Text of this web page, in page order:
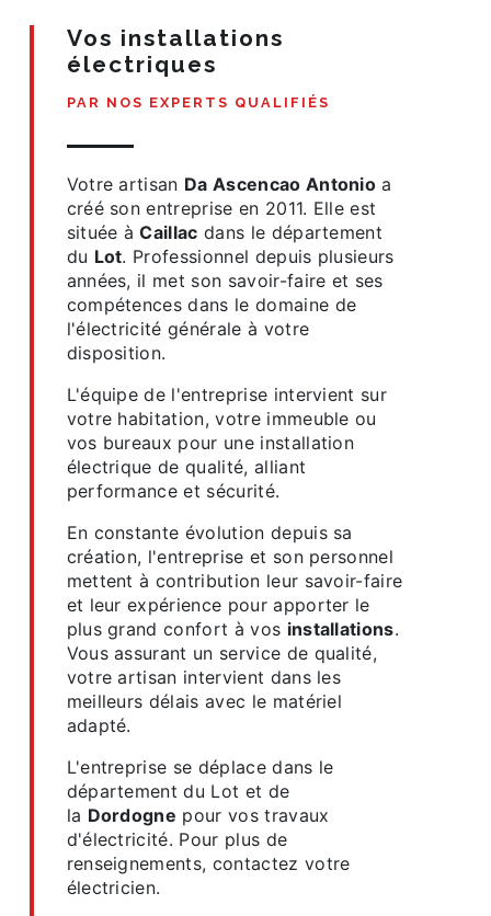
Vos installations
électriques
PAR NOS EXPERTS QUALIFIÉS
Votre artisan Da Ascencao Antonio a
créé son entreprise en 2011. Elle est
située àCaillac dans le département
du Lot. Professionnel depuis plusieurs
années, il met son savoir-faire et ses
compétences dans le domaine de
l'électricité générale à votre
disposition.
L'équipe de l'entreprise intervient sur
votre habitation, votre immeuble ou
vos bureaux pour une installation
électrique de qualité, alliant
performance et sécurité.
En constante évolution depuis sa
création, l'entreprise et son personnel
mettent à contribution leur savoir-faire
et leur expérience pour apporter le
plus grand confort à vos installations.
Vous assurant un service de qualité,
votre artisan intervient dans les
meilleurs délais avec le matériel
adapté.
L'entreprise se déplace dans le
département du Lot et de
la Dordogne pour vos travaux
d'électricité. Pour plus de
renseignements, contactez votre
électricien.